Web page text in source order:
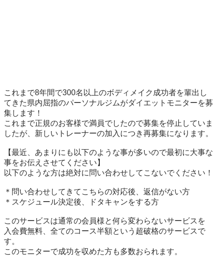
これまで8年間で300名以上のボディメイク成功者を輩出し
てきた県内屈指のパーソナルジムがダイエットモニターを募
集します！
これまで正規のお客様で満員でしたので募集を停止していま
したが、新しいトレーナーの加入につき再募集になります。
【最近、あまりにも以下のような事が多いので最初に大事な
事をお伝えさせてください】
以下のような方は絶対に問い合わせしてこないでください！
＊問い合わせしてきてこちらの対応後、返信がない方
＊スケジュール決定後、ドタキャンをする方
このサービスは通常の会員様と何ら変わらないサービスを
入会費無料、全てのコース半額という超破格のサービスで
す。
このモニターで成功を収めた方も多数おられます。